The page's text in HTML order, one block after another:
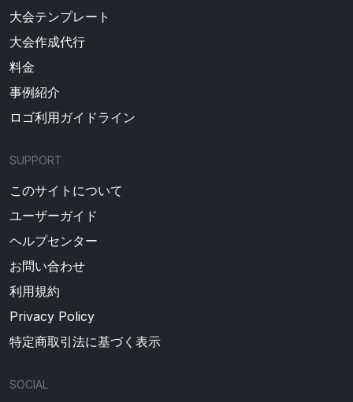
大会テンプレート
大会作成代行
料金
事例紹介
ロゴ利用ガイドライン
SUPPORT
このサイトについて
ユーザーガイド
ヘルプセンター
お問い合わせ
利用規約
Privacy Policy
特定商取引法に基づく表示
SOCIAL